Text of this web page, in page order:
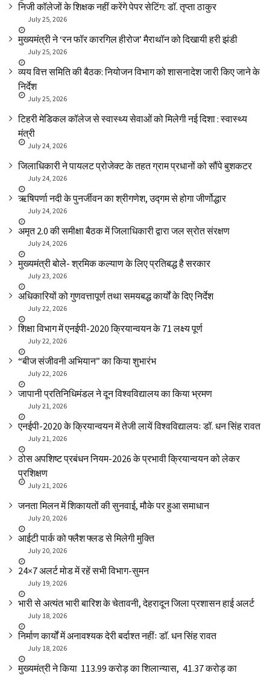
निजी कॉलेजों के शिक्षक नहीं करेंगे पेपर सेटिंग: डॉ. तृप्ता ठाकुर
July 25, 2026
मुख्यमंत्री ने ‘रन फॉर कारगिल हीरोज’ मैराथॉन को दिखायी हरी झंडी
July 25, 2026
व्यय वित्त समिति की बैठक: नियोजन विभाग को शासनादेश जारी किए जाने के
निर्देश
July 25, 2026
टिहरी मेडिकल कॉलेज से स्वास्थ्य सेवाओं को मिलेगी नई दिशा : स्वास्थ्य
मंत्री
July 24, 2026
जिलाधिकारी ने पायलट प्रोजेक्ट के तहत ग्राम प्रधानों को सौंपे बुशकटर
July 24, 2026
ऋषिपर्णा नदी के पुनर्जीवन का श्रीगणेश, उद्गम से होगा जीर्णोद्धार
July 24, 2026
अमृत 2.0 की समीक्षा बैठक में जिलाधिकारी द्वारा जल स्रोत संरक्षण
July 24, 2026
मुख्यमंत्री बोले- श्रमिक कल्याण के लिए प्रतिबद्ध है सरकार
July 23, 2026
अधिकारियों को गुणवत्तापूर्ण तथा समयबद्ध कार्यों के दिए निर्देश
July 22, 2026
शिक्षा विभाग में एनईपी-2020 क्रियान्वयन के 71 लक्ष्य पूर्ण
July 22, 2026
“बीज संजीवनी अभियान” का किया शुभारंभ
July 22, 2026
जापानी प्रतिनिधिमंडल ने दून विश्वविद्यालय का किया भ्रमण
July 21, 2026
एनईपी-2020 के क्रियान्वयन में तेजी लायें विश्वविद्यालयः डॉ. धन सिंह रावत
July 21, 2026
ठोस अपशिष्ट प्रबंधन नियम-2026 के प्रभावी क्रियान्वयन को लेकर
प्रशिक्षण
July 21, 2026
जनता मिलन में शिकायतों की सुनवाई, मौके पर हुआ समाधान
July 20, 2026
आईटी पार्क को फ्लैश फ्लड से मिलेगी मुक्ति
July 20, 2026
24×7 अलर्ट मोड में रहें सभी विभाग-सुमन
July 19, 2026
भारी से अत्यंत भारी बारिश के चेतावनी, देहरादून जिला प्रशासन हाई अलर्ट
July 18, 2026
निर्माण कार्यों में अनावश्यक देरी बर्दाश्त नहींः डाॅ. धन सिंह रावत
July 18, 2026
मुख्यमंत्री ने किया ₹ 113.99 करोड़ का शिलान्यास, ₹ 41.37 करोड़ का